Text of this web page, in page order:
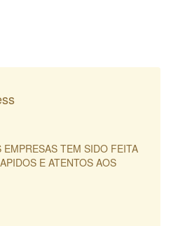
EMPRESAS TEM SIDO FEITA
E ATENTOS AOS